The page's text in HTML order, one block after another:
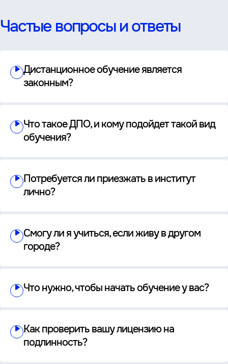
Частые вопросы и ответы
Дистанционное обучение является
законным?
Что такое ДПО, и кому подойдет такой вид
обучения?
Потребуется ли приезжать в институт
лично?
Смогу ли я учиться, если живу в другом
городе?
Что нужно, чтобы начать обучение у вас?
Как проверить вашу лицензию на
подлинность?